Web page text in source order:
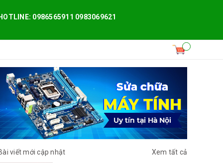
HOTLINE: 0986565911 0983069621
viết mới cập nhật
Xem tất cả